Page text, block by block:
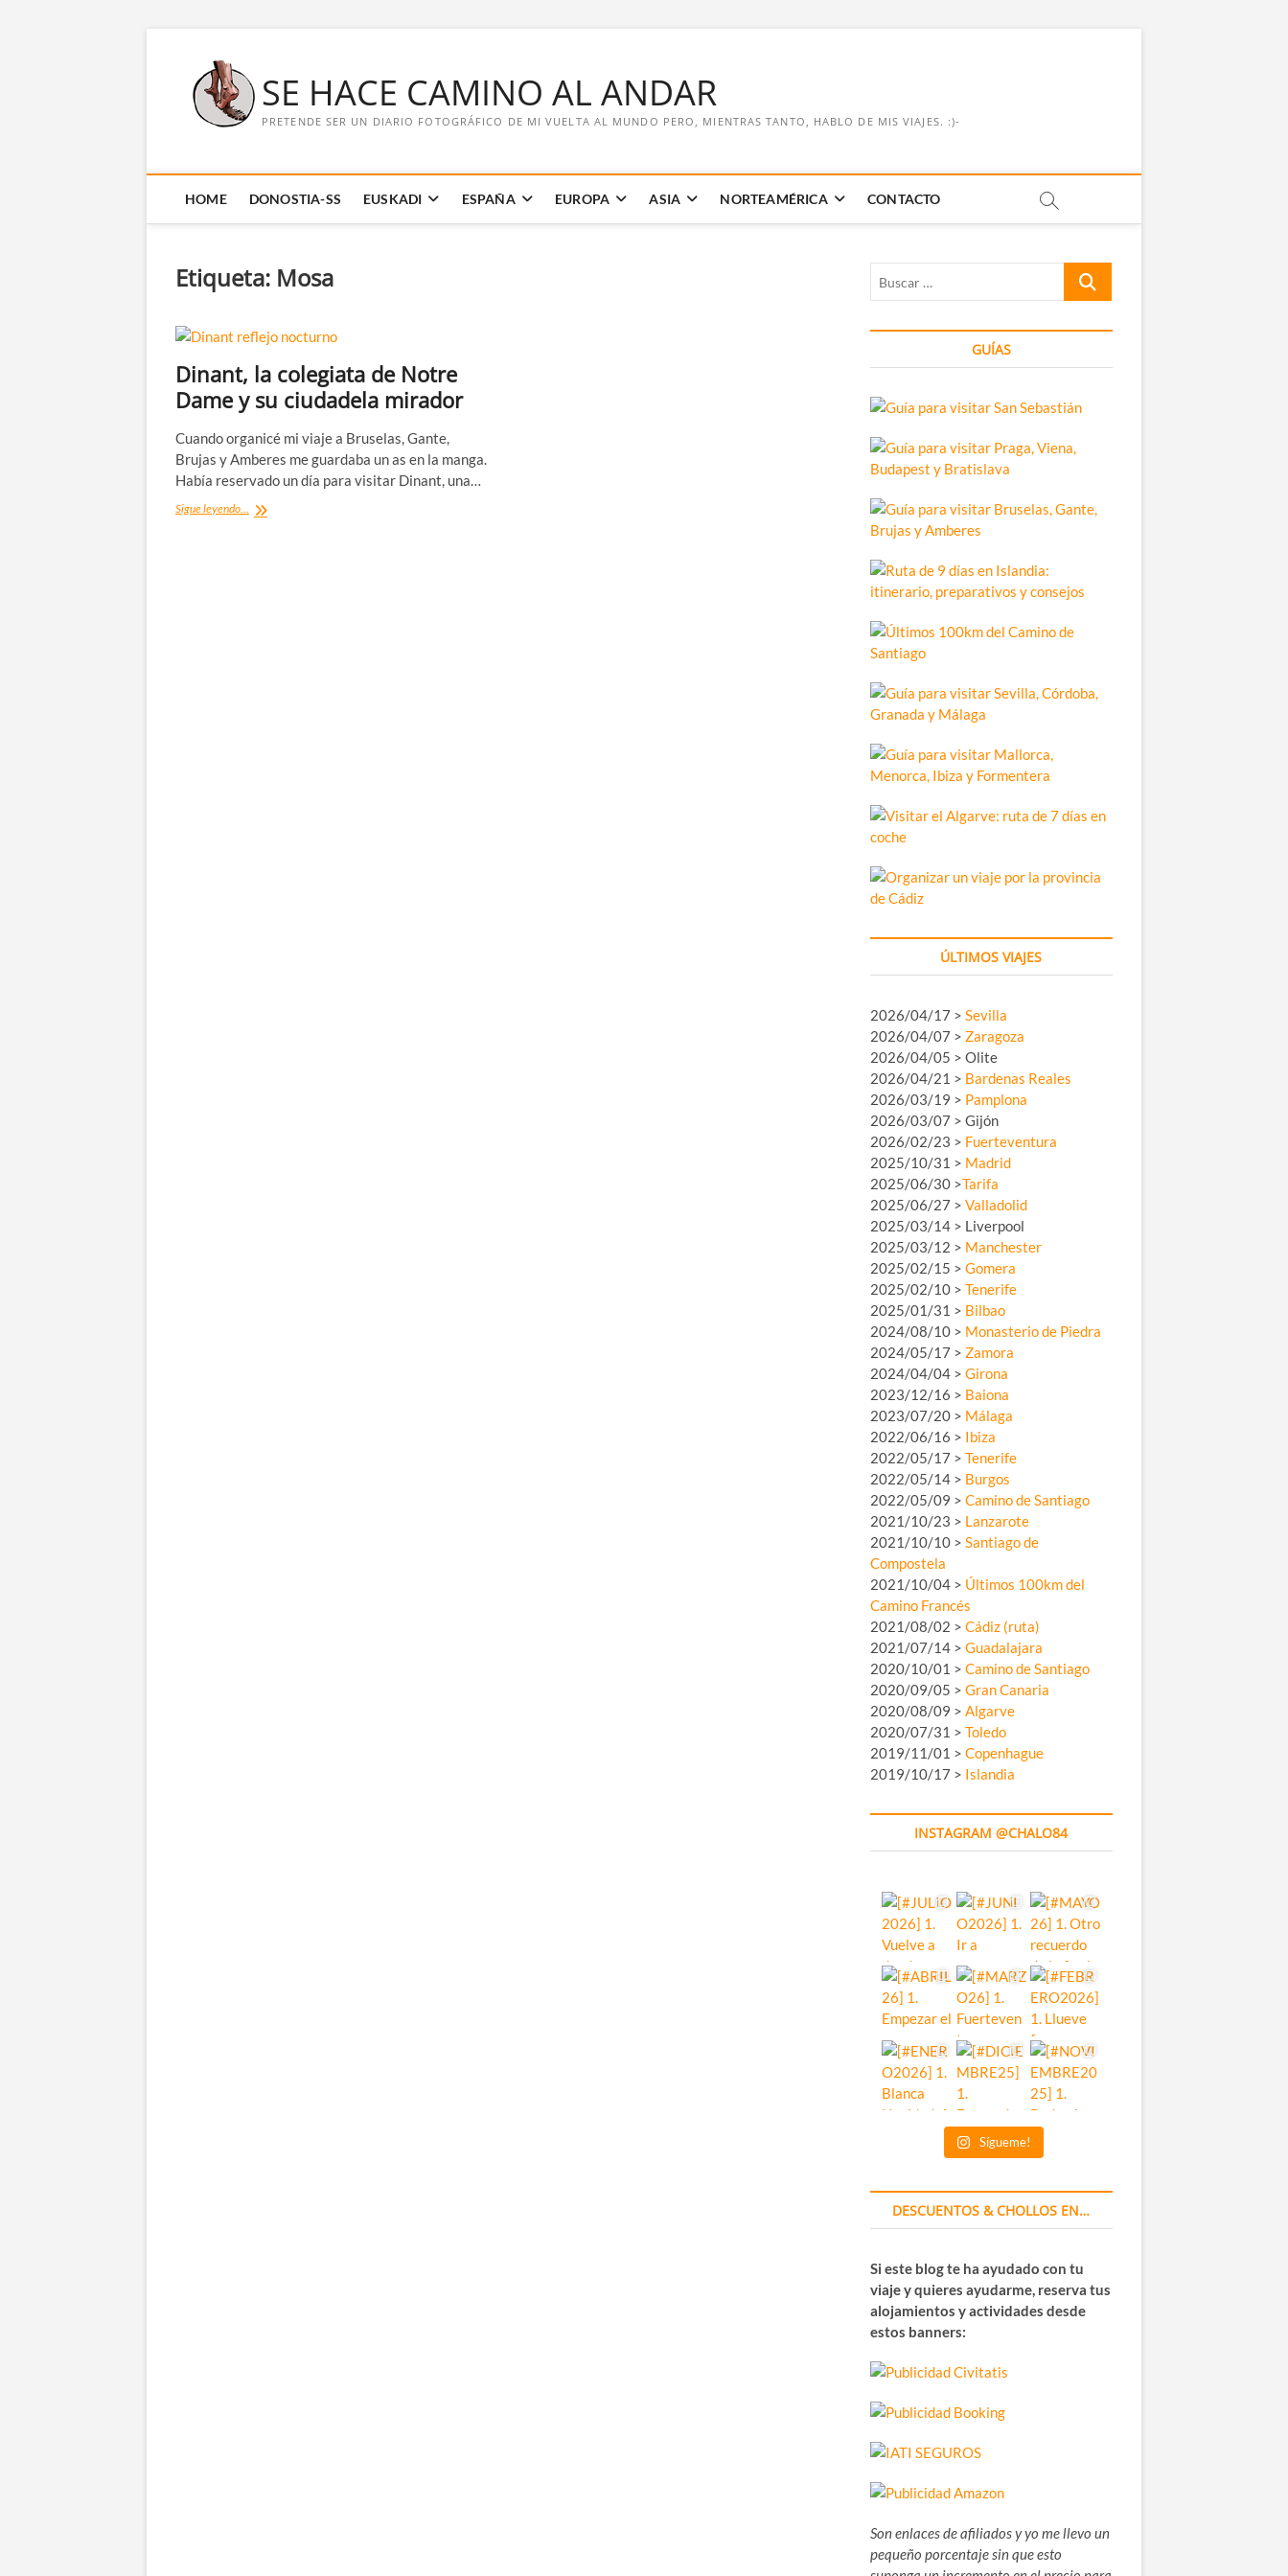
contenido
SE HACE CAMINO AL ANDAR
PRETENDE SER UN DIARIO FOTOGRÁFICO DE MI VUELTA AL MUNDO PERO, MIENTRAS TANTO, HABLO DE MIS VIAJES. :)-
HOME DONOSTIA-SS EUSKADI ESPAÑA EUROPA ASIA NORTEAMÉRICA CONTACTO
Etiqueta: Mosa
Dinant, la colegiata de Notre
Dame y su ciudadela mirador
Cuando organicé mi viaje a Bruselas, Gante,
Brujas y Amberes me guardaba un as en la manga.
Había reservado un día para visitar Dinant, una…
Sigue leyendo... Dinant,
Buscar
GUÍAS
ÚLTIMOS VIAJES
2026/04/17 > Sevilla
2026/04/07 > Zaragoza
2026/04/05 > Olite
2026/04/21 > Bardenas Reales
2026/03/19 > Pamplona
2026/03/07 > Gijón
2026/02/23 > Fuerteventura
2025/10/31 > Madrid
2025/06/30 >Tarifa
2025/06/27 > Valladolid
2025/03/14 > Liverpool
2025/03/12 > Manchester
2025/02/15 > Gomera
2025/02/10 > Tenerife
2025/01/31 > Bilbao
2024/08/10 > Monasterio de Piedra
2024/05/17 > Zamora
2024/04/04 > Girona
2023/12/16 > Baiona
2023/07/20 > Málaga
2022/06/16 > Ibiza
2022/05/17 > Tenerife
2022/05/14 > Burgos
2022/05/09 > Camino de Santiago
2021/10/23 > Lanzarote
2021/10/10 > Santiago de
Compostela
2021/10/04 > Últimos 100km del
Camino Francés
2021/08/02 > Cádiz (ruta)
2021/07/14 > Guadalajara
2020/10/01 > Camino de Santiago
2020/09/05 > Gran Canaria
2020/08/09 > Algarve
2020/07/31 > Toledo
2019/11/01 > Copenhague
2019/10/17 > Islandia
INSTAGRAM @CHALO84
Sígueme!
DESCUENTOS & CHOLLOS EN…
Si este blog te ha ayudado con tu
viaje y quieres ayudarme, reserva tus
alojamientos y actividades desde
estos banners:
Son enlaces de afiliados y yo me llevo un
pequeño porcentaje sin que esto